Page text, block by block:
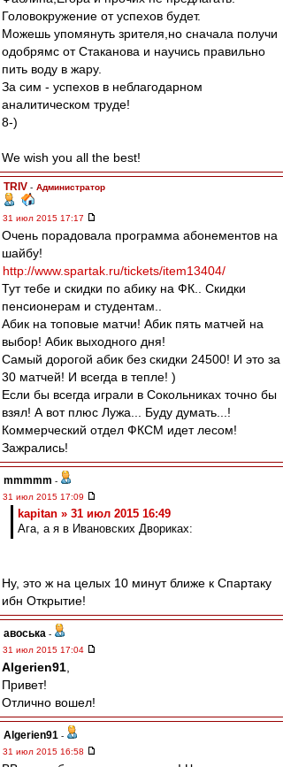
Головокружение от успехов будет.
Можешь упомянуть зрителя,но сначала получи
одобрямс от Стаканова и научись правильно
пить воду в жару.
За сим - успехов в неблагодарном
аналитическом труде!
8-)
We wish you all the best!
TRIV - Администратор
31 июл 2015 17:17
Очень порадовала программа абонементов на
шайбу!
http://www.spartak.ru/tickets/item13404/
Тут тебе и скидки по абику на ФК.. Скидки
пенсионерам и студентам..
Абик на топовые матчи! Абик пять матчей на
выбор! Абик выходного дня!
Самый дорогой абик без скидки 24500! И это за
30 матчей! И всегда в тепле! )
Если бы всегда играли в Сокольниках точно бы
взял! А вот плюс Лужа... Буду думать...!
Коммерческий отдел ФКСМ идет лесом!
Зажрались!
mmmmm -
31 июл 2015 17:09
kapitan » 31 июл 2015 16:49
Ага, а я в Ивановских Двориках:
Ну, это ж на целых 10 минут ближе к Спартаку
ибн Открытие!
авоська -
31 июл 2015 17:04
Algerien91
Привет!
Отлично вошел!
Algerien91 -
31 июл 2015 16:58